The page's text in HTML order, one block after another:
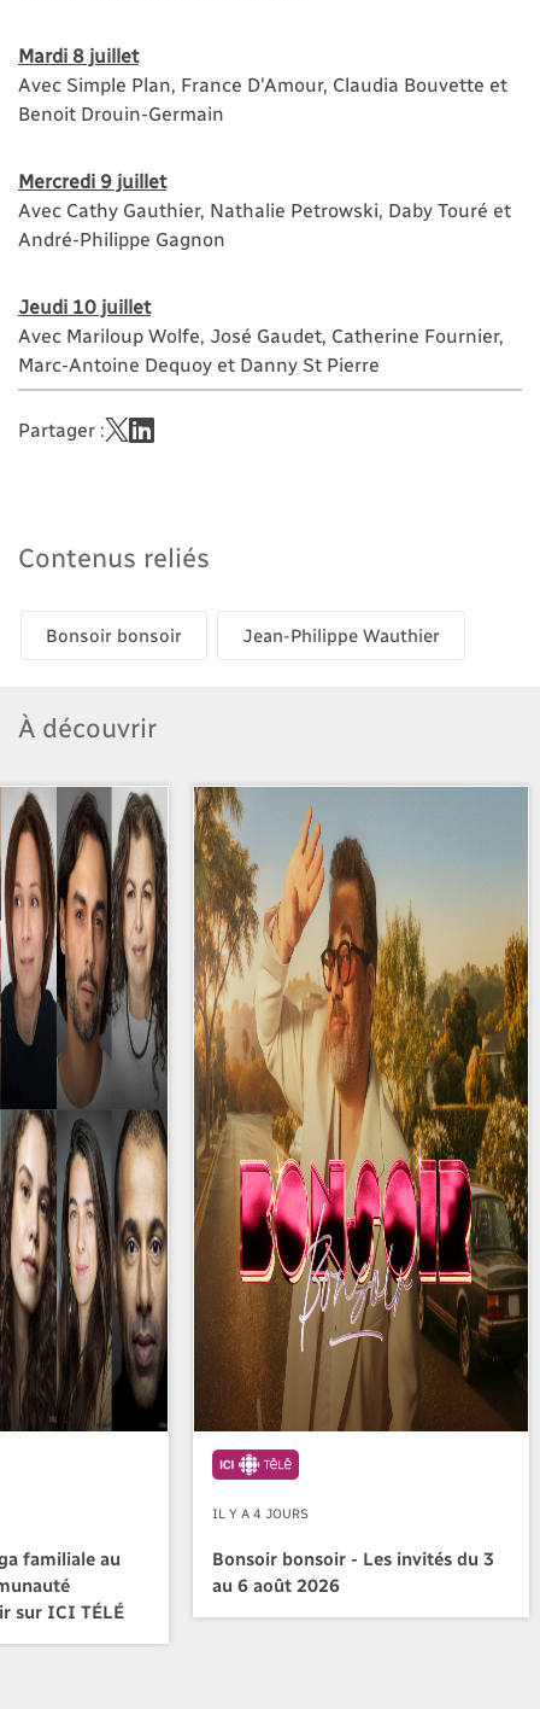
Mardi 8 juillet
Avec Simple Plan, France D'Amour, Claudia Bouvette et
Benoit Drouin-Germain
Mercredi 9 juillet
Avec Cathy Gauthier, Nathalie Petrowski, Daby Touré et
André-Philippe Gagnon
Jeudi 10 juillet
Avec Mariloup Wolfe, José Gaudet, Catherine Fournier,
Marc-Antoine Dequoy et Danny St Pierre
Partager :
Contenus reliés
Bonsoir bonsoir Jean-Philippe Wauthier
À découvrir
familiale au
sur ICI TÉLÉ
IL Y A 4 JOURS
Bonsoir bonsoir - Les invités du 3
au 6 août 2026